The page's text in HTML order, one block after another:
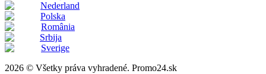
Nederland
Polska
România
Srbija
Sverige
2026 © Všetky práva vyhradené. Promo24.sk